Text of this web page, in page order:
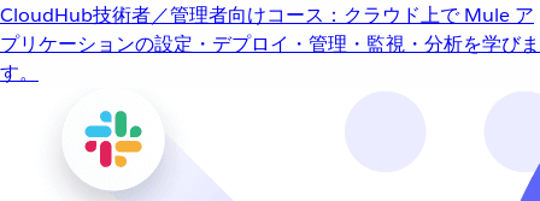
CloudHub技術者／管理者向けコース：クラウド上で Mule ア
プリケーションの設定・デプロイ・管理・監視・分析を学びま
す。